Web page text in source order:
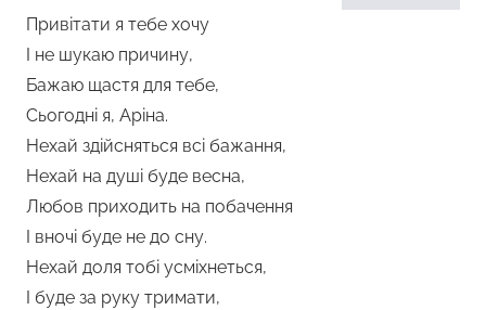
Привітати я тебе хочу
І не шукаю причину,
Бажаю щастя для тебе,
Сьогодні я, Аріна.
Нехай здійсняться всі бажання,
Нехай на душі буде весна,
Любов приходить на побачення
І вночі буде не до сну.
Нехай доля тобі усміхнеться,
І буде за руку тримати,